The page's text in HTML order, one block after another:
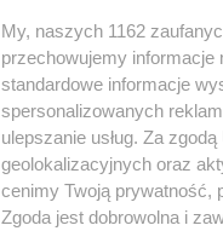
My, naszych 1162
przechowujemy informacje
standardowe informacje
spersonalizowanych
ulepszanie usług. Za
geolokalizacyjnych oraz
cenimy Twoją prywatność,
Zgoda jest dobrowolna i